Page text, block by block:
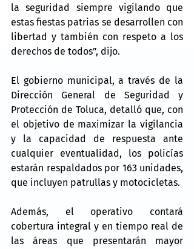
la seguridad siempre vigilando que
estas fiestas patrias se desarrollen con
libertad y también con respeto a los
derechos de todos”, dijo.
El gobierno municipal, a través de la
Dirección General de Seguridad y
Protección de Toluca, detalló que, con
el objetivo de maximizar la vigilancia
y la capacidad de respuesta ante
cualquier eventualidad, los policías
estarán respaldados por 163 unidades,
que incluyen patrullas y motocicletas.
Además, el operativo contará
cobertura integral y en tiempo real de
las áreas que presentarán mayor